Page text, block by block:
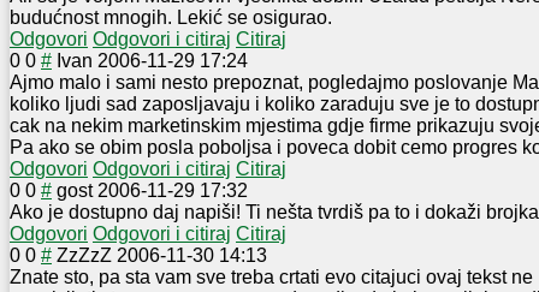
budućnost mnogih. Lekić se osigurao.
Odgovori Odgovori i citiraj Citiraj
0 0 # Ivan 2006-11-29 17:24
Ajmo malo i sami nesto prepoznat, pogledajmo poslovanje
koliko ljudi sad zaposljavaju i koliko zaraduju sve je to
cak na nekim marketinskim mjestima gdje firme prikazuju
Pa ako se obim posla poboljsa i poveca dobit cemo progres
Odgovori Odgovori i citiraj Citiraj
0 0 # gost 2006-11-29 17:32
Ako je dostupno daj napiši! Ti nešta tvrdiš pa to i dokaži
Odgovori Odgovori i citiraj Citiraj
0 0 # ZzZzZ 2006-11-30 14:13
Znate sto, pa sta vam sve treba crtati evo citajuci ovaj tekst